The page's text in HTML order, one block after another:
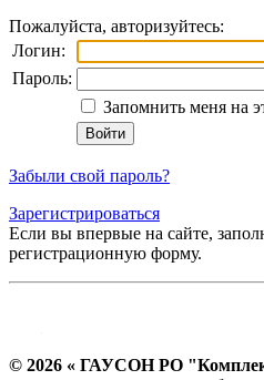
Пожалуйста, авторизуйтесь:
Логин:
Пароль:
Запомнить меня на
Забыли свой пароль?
Зарегистрироваться
Если вы впервые на сайте,
регистрационную форму.
© 2026 « ГАУСОН РО